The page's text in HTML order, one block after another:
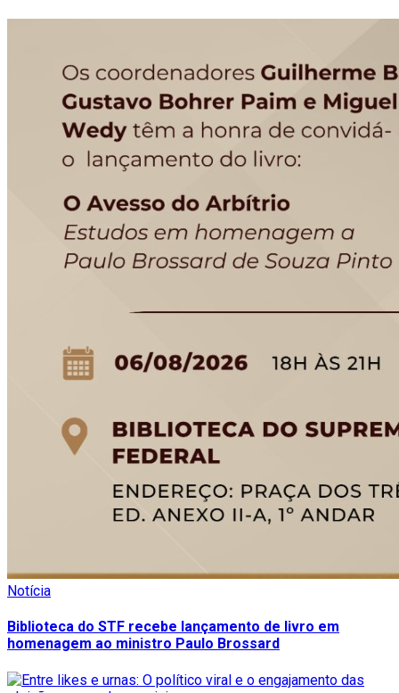
Notícia
Biblioteca do STF recebe lançamento de livro em
homenagem ao ministro Paulo Brossard